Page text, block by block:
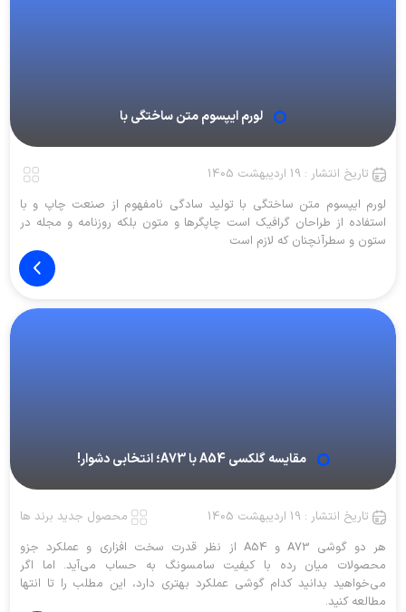
لورم ایپسوم متن ساختگی با
تاریخ انتشار : 19 اردیبهشت 1405
لورم ایپسوم متن ساختگی با تولید سادگی نامفهوم از صنعت چاپ و با
استفاده از طراحان گرافیک است چاپگرها و متون بلکه روزنامه و مجله در
ستون و سطرآنچنان که لازم است
مقایسه گلکسی A54 با A73؛ انتخابی دشوار!
تاریخ انتشار : 19 اردیبهشت 1405
محصول جدید برند ها
هر دو گوشی A73 و A54 از نظر قدرت سخت افزاری و عملکرد جزو
محصولات میان رده با کیفیت سامسونگ به حساب می‌آید. اما اگر
می‌خواهید بدانید کدام گوشی عملکرد بهتری دارد، این مطلب را تا انتها
مطالعه کنید.